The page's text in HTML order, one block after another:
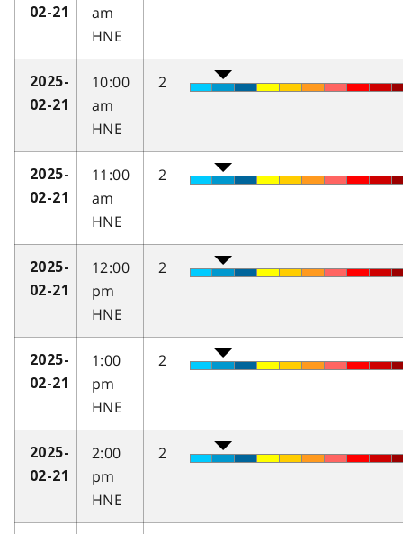
02-21
am
HNE
2025-
02-21
10:00
am
HNE
2
2025-
02-21
11:00
am
HNE
2
2025-
02-21
12:00
pm
HNE
2
2025-
02-21
1:00
pm
HNE
2
2025-
02-21
2:00
pm
HNE
2